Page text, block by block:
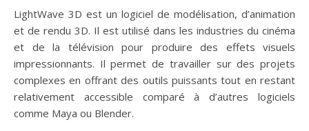
LightWave 3D est un logiciel de modélisation, d’animation
et de rendu 3D. Il est utilisé dans les industries du cinéma
et de la télévision pour produire des effets visuels
impressionnants. Il permet de travailler sur des projets
complexes en offrant des outils puissants tout en restant
relativement accessible comparé à d’autres logiciels
comme Maya ou Blender.